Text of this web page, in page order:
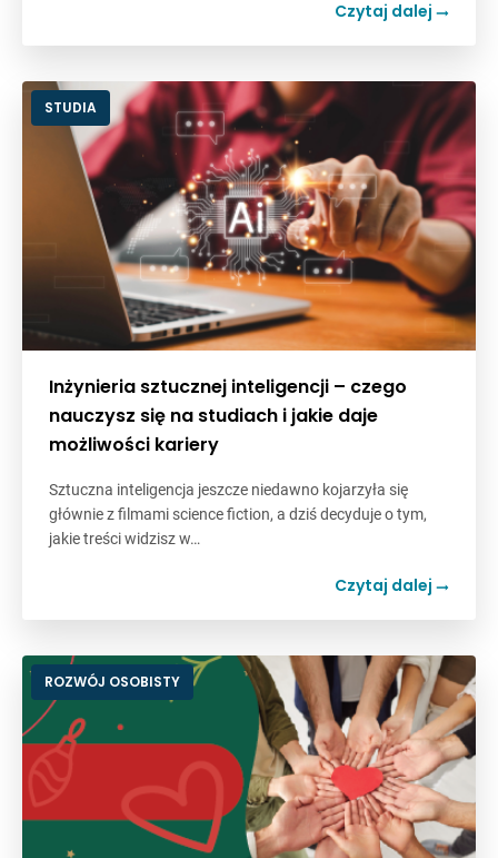
Czytaj dalej
STUDIA
Inżynieria sztucznej inteligencji – czego
nauczysz się na studiach i jakie daje
możliwości kariery
Sztuczna inteligencja jeszcze niedawno kojarzyła się
głównie z filmami science fiction, a dziś decyduje o tym,
jakie treści widzisz w…
Czytaj dalej
ROZWÓJ OSOBISTY